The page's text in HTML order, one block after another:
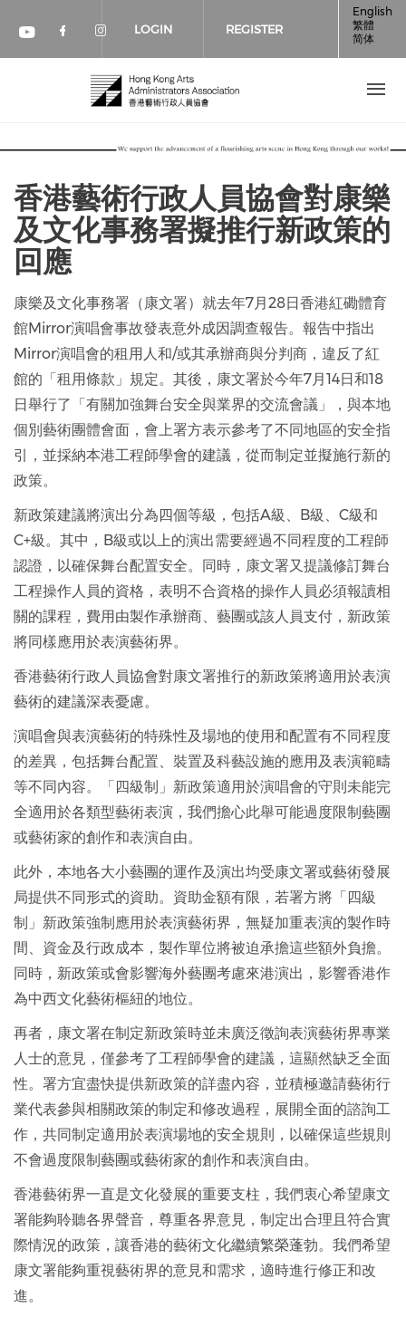
Check our social media on youtube
Check our social media on
Check our social media on
LOGIN REGISTER
English
繁體
简体
香港藝術行政人員協會對康樂
及文化事務署擬推行新政策的
回應
康樂及文化事務署（康文署）就去年7月28日香港紅磡體育
館Mirror演唱會事故發表意外成因調查報告。報告中指出
Mirror演唱會的租用人和/或其承辦商與分判商，違反了紅
館的「租用條款」規定。其後，康文署於今年7月14日和18
日舉行了「有關加強舞台安全與業界的交流會議」，與本地
個別藝術團體會面，會上署方表示參考了不同地區的安全指
引，並採納本港工程師學會的建議，從而制定並擬施行新的
政策。
新政策建議將演出分為四個等級，包括A級、B級、C級和
C+級。其中，B級或以上的演出需要經過不同程度的工程師
認證，以確保舞台配置安全。同時，康文署又提議修訂舞台
工程操作人員的資格，表明不合資格的操作人員必須報讀相
關的課程，費用由製作承辦商、藝團或該人員支付，新政策
將同樣應用於表演藝術界。
香港藝術行政人員協會對康文署推行的新政策將適用於表演
藝術的建議深表憂慮。
演唱會與表演藝術的特殊性及場地的使用和配置有不同程度
的差異，包括舞台配置、裝置及科藝設施的應用及表演範疇
等不同內容。「四級制」新政策適用於演唱會的守則未能完
全適用於各類型藝術表演，我們擔心此舉可能過度限制藝團
或藝術家的創作和表演自由。
此外，本地各大小藝團的運作及演出均受康文署或藝術發展
局提供不同形式的資助。資助金額有限，若署方將「四級
制」新政策強制應用於表演藝術界，無疑加重表演的製作時
間、資金及行政成本，製作單位將被迫承擔這些額外負擔。
同時，新政策或會影響海外藝團考慮來港演出，影響香港作
為中西文化藝術樞紐的地位。
再者，康文署在制定新政策時並未廣泛徵詢表演藝術界專業
人士的意見，僅參考了工程師學會的建議，這顯然缺乏全面
性。署方宜盡快提供新政策的詳盡內容，並積極邀請藝術行
業代表參與相關政策的制定和修改過程，展開全面的諮詢工
作，共同制定適用於表演場地的安全規則，以確保這些規則
不會過度限制藝團或藝術家的創作和表演自由。
香港藝術界一直是文化發展的重要支柱，我們衷心希望康文
署能夠聆聽各界聲音，尊重各界意見，制定出合理且符合實
際情況的政策，讓香港的藝術文化繼續繁榮蓬勃。我們希望
康文署能夠重視藝術界的意見和需求，適時進行修正和改
進。